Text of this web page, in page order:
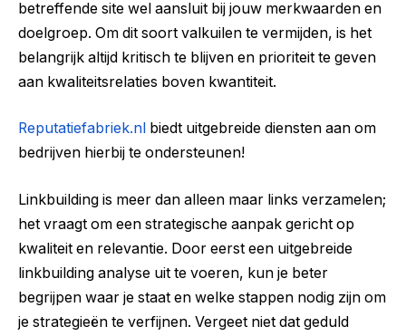
betreffende site wel aansluit bij jouw merkwaarden en
doelgroep. Om dit soort valkuilen te vermijden, is het
belangrijk altijd kritisch te blijven en prioriteit te geven
aan kwaliteitsrelaties boven kwantiteit.
Reputatiefabriek.nl biedt uitgebreide diensten aan om
bedrijven hierbij te ondersteunen!
Linkbuilding is meer dan alleen maar links verzamelen;
het vraagt om een strategische aanpak gericht op
kwaliteit en relevantie. Door eerst een uitgebreide
linkbuilding analyse uit te voeren, kun je beter
begrijpen waar je staat en welke stappen nodig zijn om
je strategieën te verfijnen. Vergeet niet dat geduld